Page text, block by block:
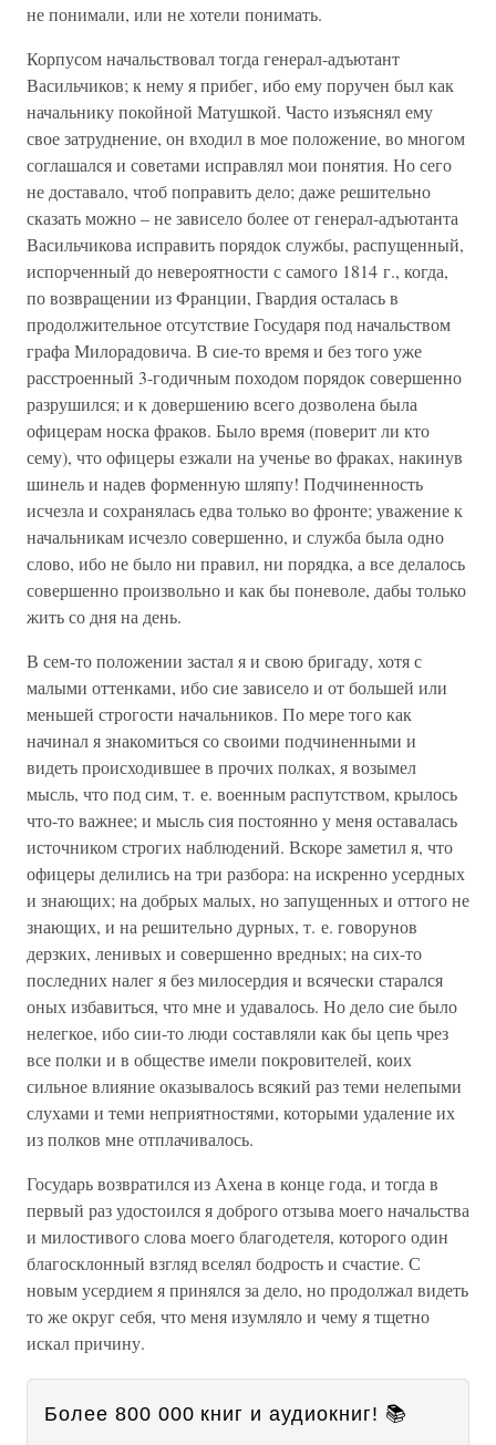
не понимали, или не хотели понимать.
Корпусом начальствовал тогда генерал-адъютант
Васильчиков; к нему я прибег, ибо ему поручен был как
начальнику покойной Матушкой. Часто изъяснял ему
свое затруднение, он входил в мое положение, во многом
соглашался и советами исправлял мои понятия. Но сего
не доставало, чтоб поправить дело; даже решительно
сказать можно – не зависело более от генерал-адъютанта
Васильчикова исправить порядок службы, распущенный,
испорченный до невероятности с самого 1814 г., когда,
по возвращении из Франции, Гвардия осталась в
продолжительное отсутствие Государя под начальством
графа Милорадовича. В сие-то время и без того уже
расстроенный 3-годичным походом порядок совершенно
разрушился; и к довершению всего дозволена была
офицерам носка фраков. Было время (поверит ли кто
сему), что офицеры езжали на ученье во фраках, накинув
шинель и надев форменную шляпу! Подчиненность
исчезла и сохранялась едва только во фронте; уважение к
начальникам исчезло совершенно, и служба была одно
слово, ибо не было ни правил, ни порядка, а все делалось
совершенно произвольно и как бы поневоле, дабы только
жить со дня на день.
В сем-то положении застал я и свою бригаду, хотя с
малыми оттенками, ибо сие зависело и от большей или
меньшей строгости начальников. По мере того как
начинал я знакомиться со своими подчиненными и
видеть происходившее в прочих полках, я возымел
мысль, что под сим, т. е. военным распутством, крылось
что-то важнее; и мысль сия постоянно у меня оставалась
источником строгих наблюдений. Вскоре заметил я, что
офицеры делились на три разбора: на искренно усердных
и знающих; на добрых малых, но запущенных и оттого не
знающих, и на решительно дурных, т. е. говорунов
дерзких, ленивых и совершенно вредных; на сих-то
последних налег я без милосердия и всячески старался
оных избавиться, что мне и удавалось. Но дело сие было
нелегкое, ибо сии-то люди составляли как бы цепь чрез
все полки и в обществе имели покровителей, коих
сильное влияние оказывалось всякий раз теми нелепыми
слухами и теми неприятностями, которыми удаление их
из полков мне отплачивалось.
Государь возвратился из Ахена в конце года, и тогда в
первый раз удостоился я доброго отзыва моего начальства
и милостивого слова моего благодетеля, которого один
благосклонный взгляд вселял бодрость и счастие. С
новым усердием я принялся за дело, но продолжал видеть
то же округ себя, что меня изумляло и чему я тщетно
искал причину.
Более 800 000 книг и аудиокниг! 📚